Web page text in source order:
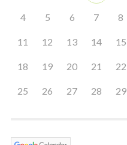
4 5 6 7 8
11 12 13 14 15
18 19 20 21 22
25 26 27 28 29